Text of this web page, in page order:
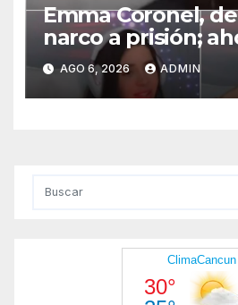
Emma Coronel,
narco a prisión;
tiktoker
AGO 6, 2026 ADMIN